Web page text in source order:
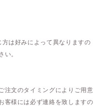
は好みによって異なりますの
い。
注文のタイミングによりご用意
客様には必ず連絡を致しますの